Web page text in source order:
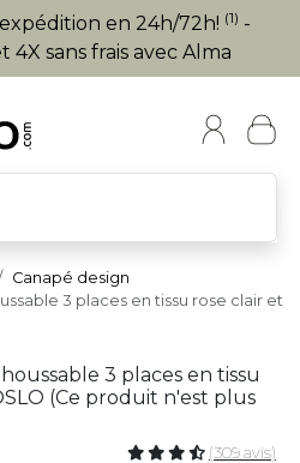
en 24h/72h! (1) -
4X sans frais avec Alma
Canapé design
3 places en tissu rose clair et
3 places en tissu
(Ce produit n'est plus
(309 avis)